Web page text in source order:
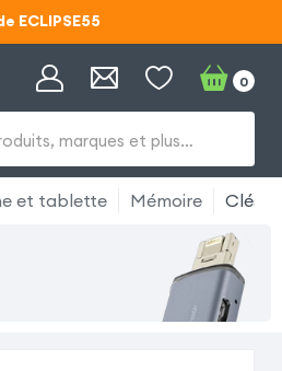
ECLIPSE55
marques et plus…
0
et tablette Mémoire Clés